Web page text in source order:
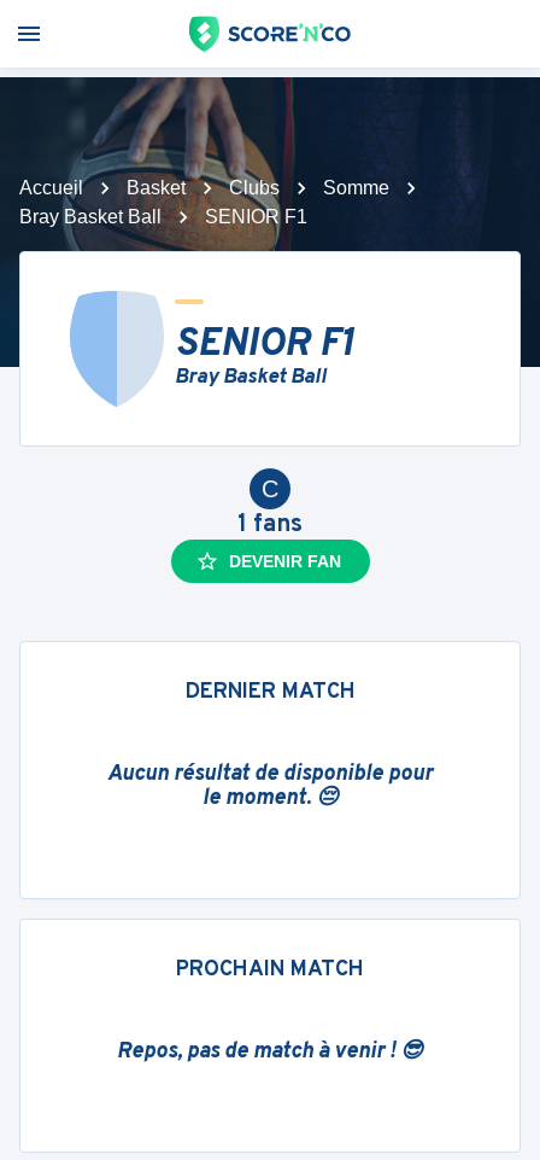
Accueil Basket Clubs
Somme
Bray Basket Ball
SENIOR F1
SENIOR F1
Bray Basket Ball
C
1 fans
DEVENIR FAN
DERNIER MATCH
Aucun résultat de disponible pour
le moment. 😔
PROCHAIN MATCH
Repos, pas de match à venir ! 😎